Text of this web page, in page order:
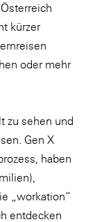
kürzer
oder mehr
zu sehen und
Gen X
haben
„workation“
entdecken